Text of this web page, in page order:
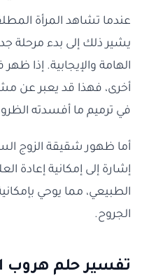
عندما تشاهد المرأة
يشير ذلك إلى بدء مرحلة
الهامة والإيجابية. إذا
أخرى، فهذا قد يعبر عن
في ترميم ما أفسدته
أما ظهور شقيقة الزوج
إشارة إلى إمكانية إعادة
الطبيعي، مما يوحي
الجروح.
تفسير حلم هروب